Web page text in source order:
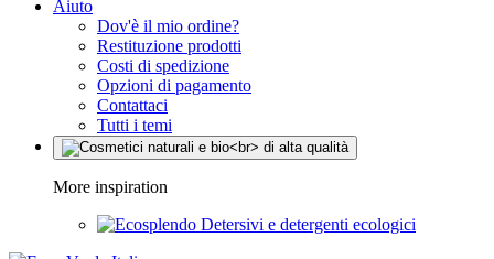
Aiuto
Dov'è il mio ordine?
Restituzione prodotti
Costi di spedizione
Opzioni di pagamento
Contattaci
Tutti i temi
More inspiration
Detersivi e detergenti ecologici